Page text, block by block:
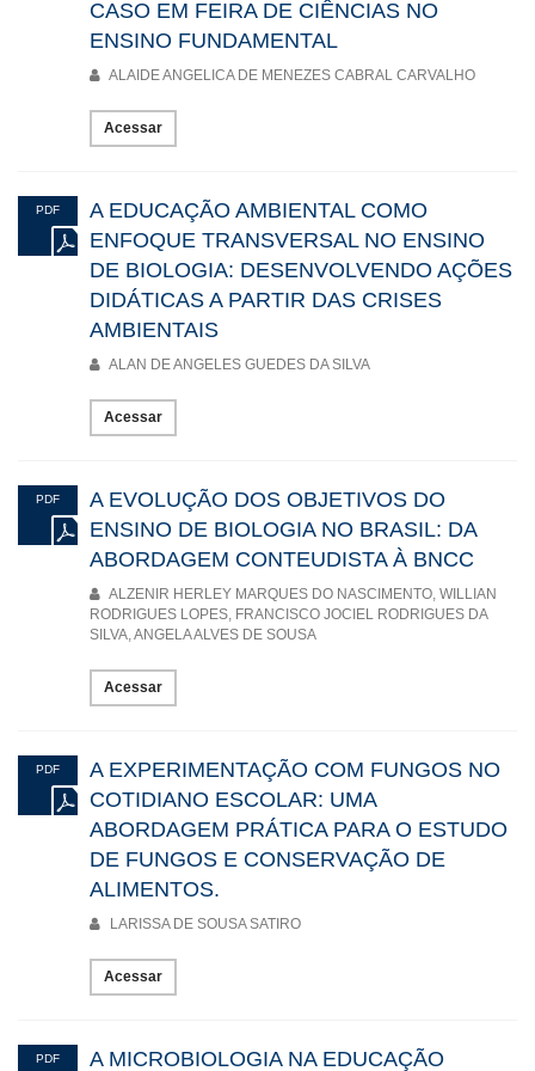
não é o fim, mas o começo. É convite à partilha, à pesquisa
colaborativa e à formação docente que se compromete com
a transformação social. Que cada leitura aqui feita possa
provocar inquietações férteis, que ressoem em outras
Boa leitura.
CASO EM FEIRA DE CIÊNCIAS NO
ENSINO FUNDAMENTAL
ALAIDE ANGELICA DE MENEZES CABRAL CARVALHO
Acessar
PDF
A EDUCAÇÃO AMBIENTAL COMO
ENFOQUE TRANSVERSAL NO ENSINO
DE BIOLOGIA: DESENVOLVENDO AÇÕES
DIDÁTICAS A PARTIR DAS CRISES
AMBIENTAIS
ALAN DE ANGELES GUEDES DA SILVA
Acessar
PDF
A EVOLUÇÃO DOS OBJETIVOS DO
ENSINO DE BIOLOGIA NO BRASIL: DA
ABORDAGEM CONTEUDISTA À BNCC
ALZENIR HERLEY MARQUES DO NASCIMENTO, WILLIAN
RODRIGUES LOPES, FRANCISCO JOCIEL RODRIGUES DA
SILVA, ANGELA ALVES DE SOUSA
Acessar
PDF
A EXPERIMENTAÇÃO COM FUNGOS NO
COTIDIANO ESCOLAR: UMA
ABORDAGEM PRÁTICA PARA O ESTUDO
DE FUNGOS E CONSERVAÇÃO DE
ALIMENTOS.
LARISSA DE SOUSA SATIRO
Acessar
PDF A MICROBIOLOGIA NA EDUCAÇÃO